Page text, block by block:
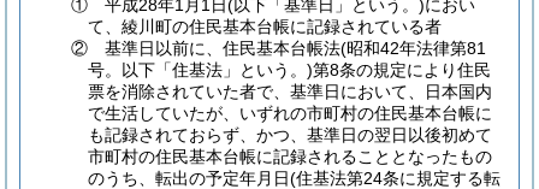
① 平成28年1月1日(以下「基準日」という。)におい
て、綾川町の住民基本台帳に記録されている者
② 基準日以前に、住民基本台帳法(昭和42年法律第81
号。以下「住基法」という。)第8条の規定により住民
票を消除されていた者で、基準日において、日本国内
で生活していたが、いずれの市町村の住民基本台帳に
も記録されておらず、かつ、基準日の翌日以後初めて
市町村の住民基本台帳に記録されることとなったもの
のうち、転出の予定年月日(住基法第24条に規定する転